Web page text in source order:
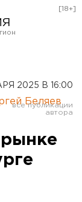
[18+]
2025 В 16:00
Беляев